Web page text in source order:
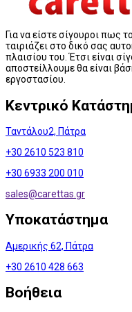
Για να είστε σίγουροι πως
ταιριάζει στο δικό σας
πλαισίου του. Έτσι είναι
αποστείλλουμε θα είναι
εργοστασίου.
Κεντρικό
Ταντάλου2, Πάτρα
+30 2610 523 810
+30 6933 200 010
sales@carettas.gr
Υποκατάστημα
Αμερικής 62, Πάτρα
+30 2610 428 663
Βοήθεια